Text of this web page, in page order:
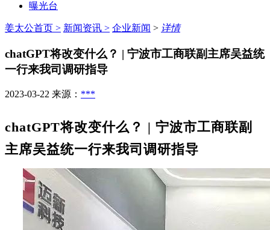
曝光台
姜太公首页 > 新闻资讯 > 企业新闻 > 详情
chatGPT将改变什么？ | 宁波市工商联副主席吴益统
一行来我司调研指导
2023-03-22 来源： ***
chatGPT将改变什么？ | 宁波市工商联副
主席吴益统一行来我司调研指导